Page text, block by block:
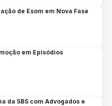
de Esom em Nova Fase
em Episódios
da SBS com Advogados e